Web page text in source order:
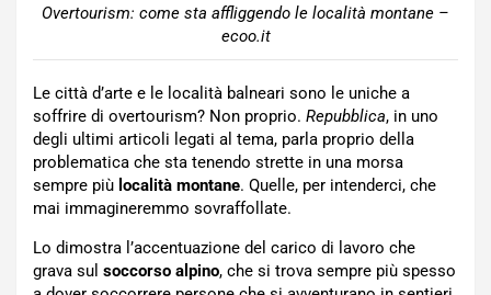
Overtourism: come sta affliggendo le località montane –
ecoo.it
Le città d’arte e le località balneari sono le uniche a
soffrire di overtourism? Non proprio. Repubblica, in uno
degli ultimi articoli legati al tema, parla proprio della
problematica che sta tenendo strette in una morsa
sempre più località montane. Quelle, per intenderci, che
mai immagineremmo sovraffollate.
Lo dimostra l’accentuazione del carico di lavoro che
grava sul soccorso alpino, che si trova sempre più spesso